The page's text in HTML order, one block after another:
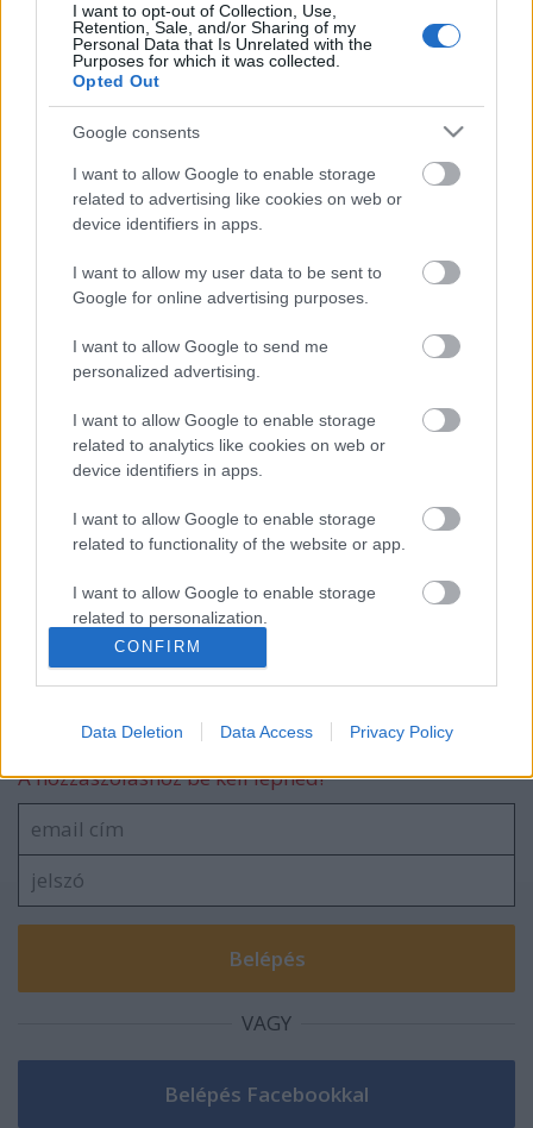
I want to opt-out of Collection, Use,
Retention, Sale, and/or Sharing of my
Personal Data that Is Unrelated with the
Purposes for which it was collected.
Opted Out
Google consents
I want to allow Google to enable storage
related to advertising like cookies on web or
device identifiers in apps.
I want to allow my user data to be sent to
Google for online advertising purposes.
I want to allow Google to send me
personalized advertising.
I want to allow Google to enable storage
related to analytics like cookies on web or
device identifiers in apps.
I want to allow Google to enable storage
related to functionality of the website or app.
I want to allow Google to enable storage
related to personalization.
I want to allow Google to enable storage
related to security, including authentication
user protection.
CONFIRM
Data Deletion Data Access Privacy Policy
Ajánlott bejegyzések:
Ruttkai a lemezjátszón
Shakespeare rágja a körmét
A szerelem étke
Magyarul szenved
Nem létező lába nyoma
Szólj hozzá!
A hozzászóláshoz be kell lépned!
VAGY